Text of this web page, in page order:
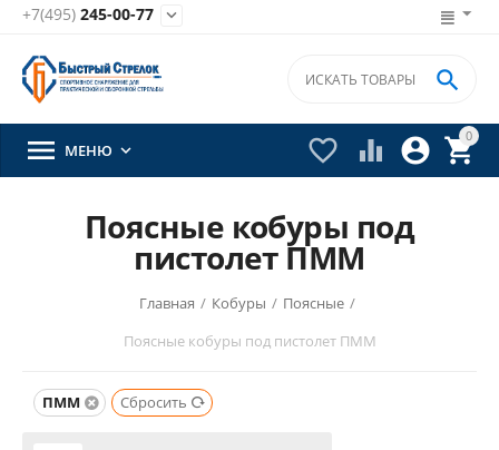
+7(495) 245-00-77 
0


 

 МЕНЮ 
Поясные кобуры под
пистолет ПММ
Главная / Кобуры / Поясные /
Поясные кобуры под пистолет ПММ
ПММ Сбросить